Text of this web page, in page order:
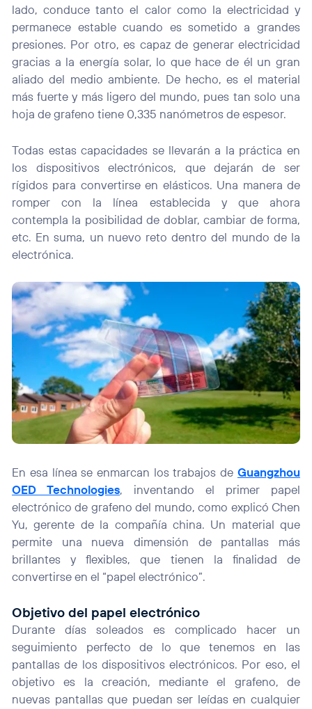
lado, conduce tanto el calor como la electricidad y
permanece estable cuando es sometido a grandes
presiones. Por otro, es capaz de generar electricidad
gracias a la energía solar, lo que hace de él un gran
aliado del medio ambiente. De hecho, es el material
más fuerte y más ligero del mundo, pues tan solo una
hoja de grafeno tiene 0,335 nanómetros de espesor.
Todas estas capacidades se llevarán a la práctica en
los dispositivos electrónicos, que dejarán de ser
rígidos para convertirse en elásticos. Una manera de
romper con la línea establecida y que ahora
contempla la posibilidad de doblar, cambiar de forma,
etc. En suma, un nuevo reto dentro del mundo de la
electrónica.
En esa línea se enmarcan los trabajos de Guangzhou
OED Technologies, inventando el primer papel
electrónico de grafeno del mundo, como explicó Chen
Yu, gerente de la compañía china. Un material que
permite una nueva dimensión de pantallas más
brillantes y flexibles, que tienen la finalidad de
convertirse en el “papel electrónico”.
Objetivo del papel electrónico
Durante días soleados es complicado hacer un
seguimiento perfecto de lo que tenemos en las
pantallas de los dispositivos electrónicos. Por eso, el
objetivo es la creación, mediante el grafeno, de
nuevas pantallas que puedan ser leídas en cualquier